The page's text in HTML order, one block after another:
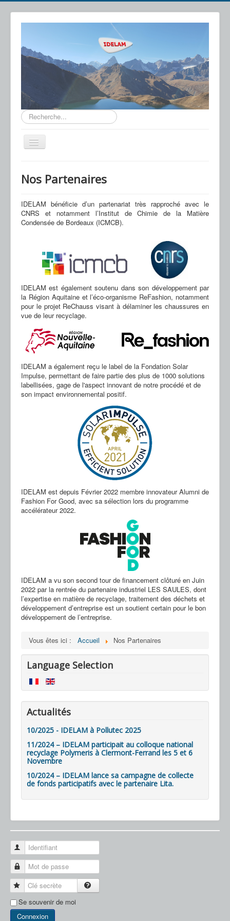
Rechercher
Basculer
Notre Technologie
Applications
Actualités
Nous Contacter
Nos Partenaires
IDELAM bénéficie d’un partenariat très rapproché avec le
CNRS et notamment l’Institut de Chimie de la Matière
Condensée de Bordeaux (ICMCB).
IDELAM est également soutenu dans son développement par
la Région Aquitaine et l’éco-organisme ReFashion, notamment
pour le projet ReChauss visant à délaminer les chaussures en
vue de leur recyclage.
IDELAM a également reçu le label de la Fondation Solar
Impulse, permettant de faire partie des plus de 1000 solutions
labellisées, gage de l'aspect innovant de notre procédé et de
son impact environnemental positif.
IDELAM est depuis Février 2022 membre innovateur Alumni de
Fashion For Good, avec sa sélection lors du programme
accélérateur 2022.
IDELAM a vu son second tour de financement clôturé en Juin
2022 par la rentrée du partenaire industriel LES SAULES, dont
l’expertise en matière de recyclage, traitement des déchets et
développement d’entreprise est un soutient certain pour le bon
développement de l’entreprise.
Vous êtes ici : Accueil Nos Partenaires
Language Selection
Actualités
10/2025 - IDELAM à Pollutec 2025
11/2024 – IDELAM participait au colloque national
recyclage Polymeris à Clermont-Ferrand les 5 et 6
Novembre
10/2024 – IDELAM lance sa campagne de collecte
de fonds participatifs avec le partenaire Lita.
Identifiant
Mot de passe
Clé secrète
Se souvenir de moi
Connexion